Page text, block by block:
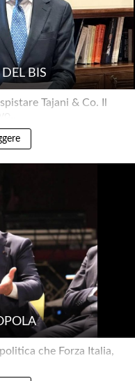
BIS
Tajani & Co. Il
che Forza Italia,